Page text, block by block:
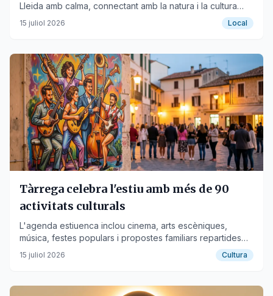
Lleida amb calma, connectant amb la natura i la cultura
local.
15 juliol 2026 Local
Tàrrega celebra l'estiu amb més de 90
activitats culturals
L'agenda estiuenca inclou cinema, arts escèniques,
música, festes populars i propostes familiars repartides
per tot el municipi.
15 juliol 2026 Cultura